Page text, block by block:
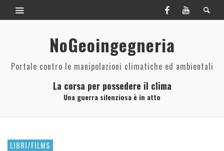
NoGeoingegneria
Portale contro le manipolazioni climatiche ed ambientali
La corsa per possedere il clima
Una guerra silenziosa è in atto
LIBRI/FILMS